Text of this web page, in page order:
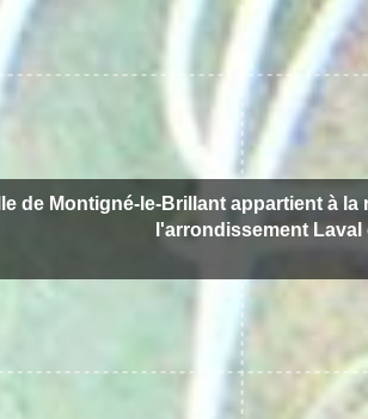
de Montigné-le-Brillant appartient à la
l'arrondissement